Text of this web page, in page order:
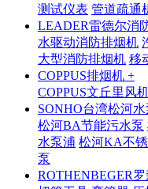
测试仪表 管道疏通
LEADER雷德尔消
水驱动消防排烟机
大型消防排烟机 移
COPPUS排烟机 +
COPPUS文丘里风
SONHO台湾松河水
松河BA节能污水泵
水泵浦 松河KA不
泵
ROTHENBEGER